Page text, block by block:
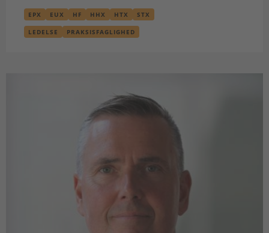
EPX EUX HF HHX HTX STX
LEDELSE PRAKSISFAGLIGHED